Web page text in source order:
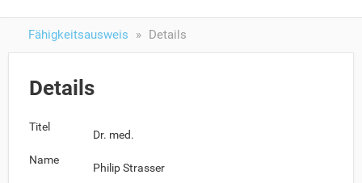
Fähigkeitsausweis Details
Details
Titel
Dr. med.
Name
Philip Strasser